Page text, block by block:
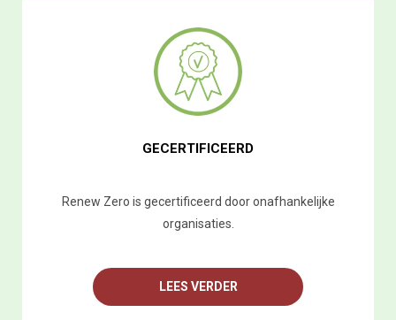
GECERTIFICEERD
Renew Zero is gecertificeerd door onafhankelijke
organisaties.
LEES VERDER